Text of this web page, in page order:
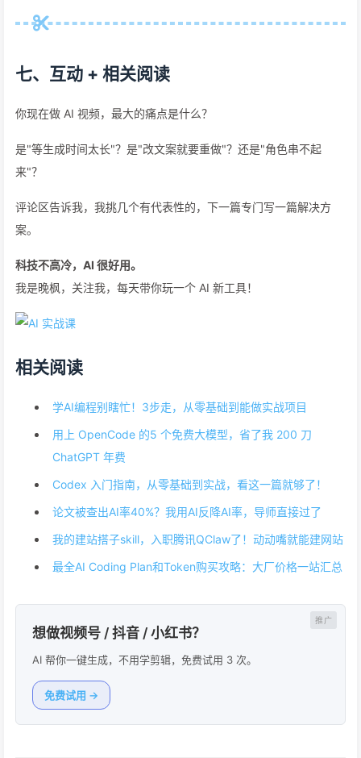
七、互动 + 相关阅读
你现在做 AI 视频，最大的痛点是什么？
是"等生成时间太长"？是"改文案就要重做"？还是"角色串不起
来"？
评论区告诉我，我挑几个有代表性的，下一篇专门写一篇解决方
案。
科技不高冷，AI 很好用。
我是晚枫，关注我，每天带你玩一个 AI 新工具！
相关阅读
学AI编程别瞎忙！3步走，从零基础到能做实战项目
用上 OpenCode 的5 个免费大模型，省了我 200 刀
ChatGPT 年费
Codex 入门指南，从零基础到实战，看这一篇就够了！
论文被查出AI率40%？我用AI反降AI率，导师直接过了
我的建站搭子skill，入职腾讯QClaw了！动动嘴就能建网站
最全AI Coding Plan和Token购买攻略：大厂价格一站汇总
想做视频号 / 抖音 / 小红书？
AI 帮你一键生成，不用学剪辑，免费试用 3 次。
免费试用 →